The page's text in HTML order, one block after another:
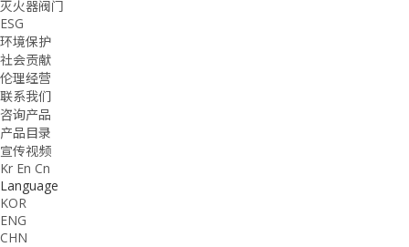
灭火器阀门
ESG
环境保护
社会贡献
伦理经营
联系我们
咨询产品
产品目录
宣传视频
Kr En Cn
Language
KOR
ENG
CHN